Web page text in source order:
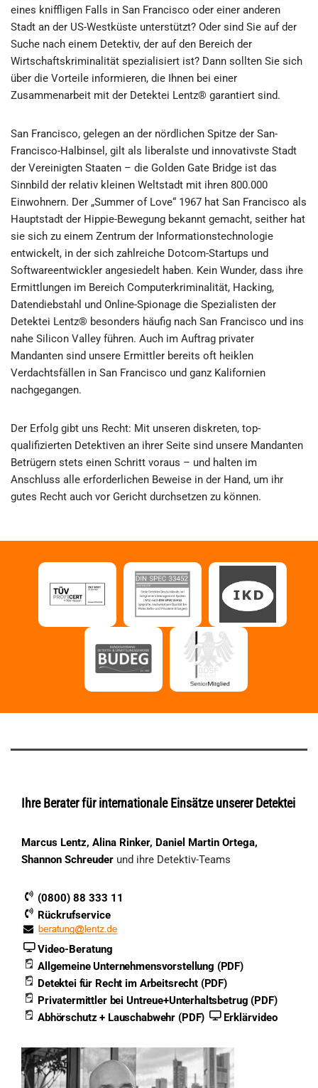
eines kniffligen Falls in San Francisco oder einer anderen
Stadt an der US-Westküste unterstützt? Oder sind Sie auf der
Suche nach einem Detektiv, der auf den Bereich der
Wirtschaftskriminalität spezialisiert ist? Dann sollten Sie sich
über die Vorteile informieren, die Ihnen bei einer
Zusammenarbeit mit der Detektei Lentz® garantiert sind.
San Francisco, gelegen an der nördlichen Spitze der San-
Francisco-Halbinsel, gilt als liberalste und innovativste Stadt
der Vereinigten Staaten – die Golden Gate Bridge ist das
Sinnbild der relativ kleinen Weltstadt mit ihren 800.000
Einwohnern. Der „Summer of Love“ 1967 hat San Francisco als
Hauptstadt der Hippie-Bewegung bekannt gemacht, seither hat
sie sich zu einem Zentrum der Informationstechnologie
entwickelt, in der sich zahlreiche Dotcom-Startups und
Softwareentwickler angesiedelt haben. Kein Wunder, dass ihre
Ermittlungen im Bereich Computerkriminalität, Hacking,
Datendiebstahl und Online-Spionage die Spezialisten der
Detektei Lentz® besonders häufig nach San Francisco und ins
nahe Silicon Valley führen. Auch im Auftrag privater
Mandanten sind unsere Ermittler bereits oft heiklen
Verdachtsfällen in San Francisco und ganz Kalifornien
nachgegangen.
Der Erfolg gibt uns Recht: Mit unseren diskreten, top-
qualifizierten Detektiven an ihrer Seite sind unsere Mandanten
Betrügern stets einen Schritt voraus – und halten im
Anschluss alle erforderlichen Beweise in der Hand, um ihr
gutes Recht auch vor Gericht durchsetzen zu können.
Ihre Berater für internationale Einsätze unserer Detektei
Marcus Lentz, Alina Rinker, Daniel Martin Ortega,
Shannon Schreuder und ihre Detektiv-Teams
(0800) 88 333 11
Rückrufservice
Video-Beratung
Allgemeine Unternehmensvorstellung (PDF)
Detektei für Recht im Arbeitsrecht (PDF)
Privatermittler bei Untreue+Unterhaltsbetrug (PDF)
Abhörschutz + Lauschabwehr (PDF)
Erklärvideo